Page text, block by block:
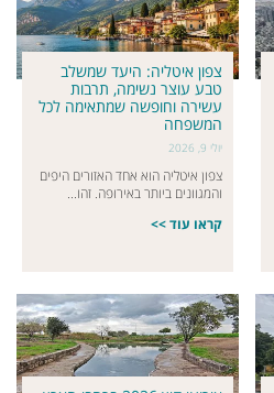
צפון איטליה: היעד שמשלב
טבע עוצר נשימה, תרבות
עשירה וחופשה שמתאימה לכל
המשפחה
יולי 9, 2026
צפון איטליה הוא אחד האזורים היפים
והמגוונים ביותר באירופה. זהו...
קראו עוד >>